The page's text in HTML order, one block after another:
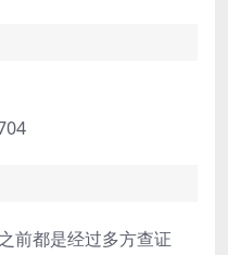
前都是经过多方查证